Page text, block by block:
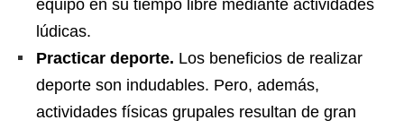
equipo en su tiempo libre mediante actividades
lúdicas.
Practicar deporte. Los beneficios de realizar
deporte son indudables. Pero, además,
actividades físicas grupales resultan de gran